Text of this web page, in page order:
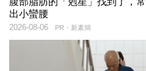
出小蠻腰
PR・新素簡
2026-08-06